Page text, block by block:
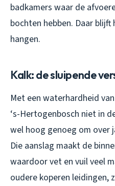
badkamers waar de
bochten hebben. Daar blijft
hangen.
Kalk: de sluipende
Met een waterhardheid
‘s-Hertogenbosch niet in
wel hoog genoeg om over
Die aanslag maakt de
waardoor vet en vuil veel
oudere koperen leidingen,